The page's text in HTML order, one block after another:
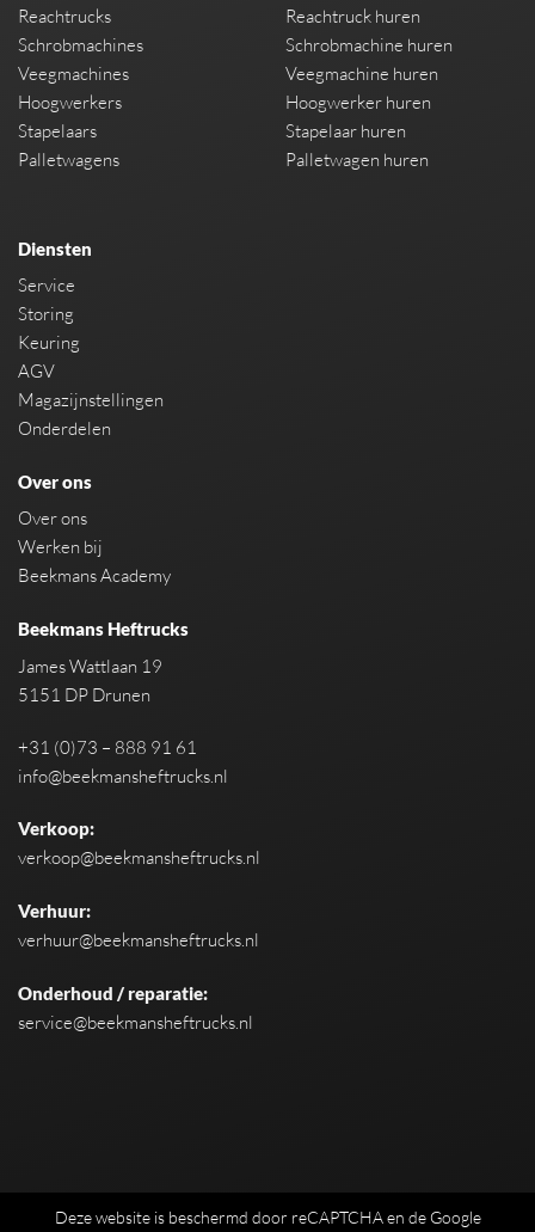
Reachtrucks
Schrobmachines
Veegmachines
Hoogwerkers
Stapelaars
Palletwagens
Reachtruck huren
Schrobmachine huren
Veegmachine huren
Hoogwerker huren
Stapelaar huren
Palletwagen huren
Diensten
Service
Storing
Keuring
AGV
Magazijnstellingen
Onderdelen
Over ons
Over ons
Werken bij
Beekmans Academy
Beekmans Heftrucks
James Wattlaan 19
5151 DP Drunen
+31 (0)73 – 888 91 61
info@beekmansheftrucks.nl
Verkoop:
verkoop@beekmansheftrucks.nl
Verhuur:
verhuur@beekmansheftrucks.nl
Onderhoud / reparatie:
service@beekmansheftrucks.nl
Deze website is beschermd door reCAPTCHA en de Google